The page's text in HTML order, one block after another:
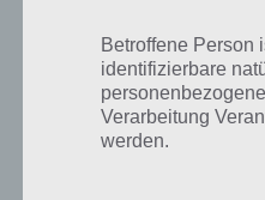
Sinnvolle Apps:
Android und Movie
Schaust du ab und zu mal ein
Tablet? Dann führt sicherlich
Betroffene Person
identifizierbare
Verarbeitung
werden.